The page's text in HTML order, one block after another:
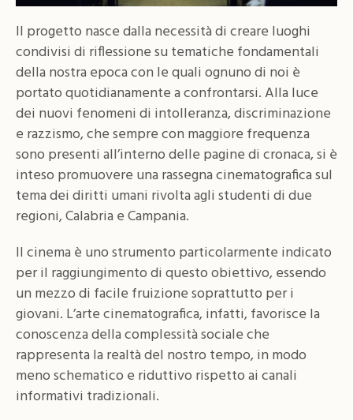
Il progetto nasce dalla necessità di creare luoghi
condivisi di riflessione su tematiche fondamentali
della nostra epoca con le quali ognuno di noi è
portato quotidianamente a confrontarsi. Alla luce
dei nuovi fenomeni di intolleranza, discriminazione
e razzismo, che sempre con maggiore frequenza
sono presenti all’interno delle pagine di cronaca, si è
inteso promuovere una rassegna cinematografica sul
tema dei diritti umani rivolta agli studenti di due
regioni, Calabria e Campania.
Il cinema è uno strumento particolarmente indicato
per il raggiungimento di questo obiettivo, essendo
un mezzo di facile fruizione soprattutto per i
giovani. L’arte cinematografica, infatti, favorisce la
conoscenza della complessità sociale che
rappresenta la realtà del nostro tempo, in modo
meno schematico e riduttivo rispetto ai canali
informativi tradizionali.